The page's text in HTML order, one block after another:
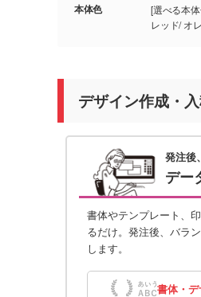
本体色
[選べる本
デザイン作成・
発注後
デー
書体やテンプレート、
るだけ。発注後、バラ
します。
書体・